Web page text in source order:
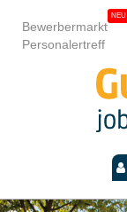
Bewerbermarkt
Personalertreff